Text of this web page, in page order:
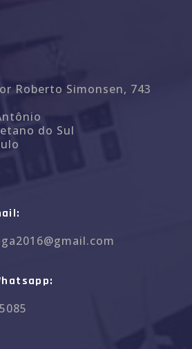
Roberto Simonsen, 743
do Sul